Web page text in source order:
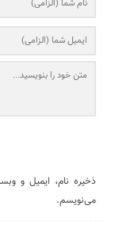
ذخیره نام، ایمیل و
می‌نویسم.